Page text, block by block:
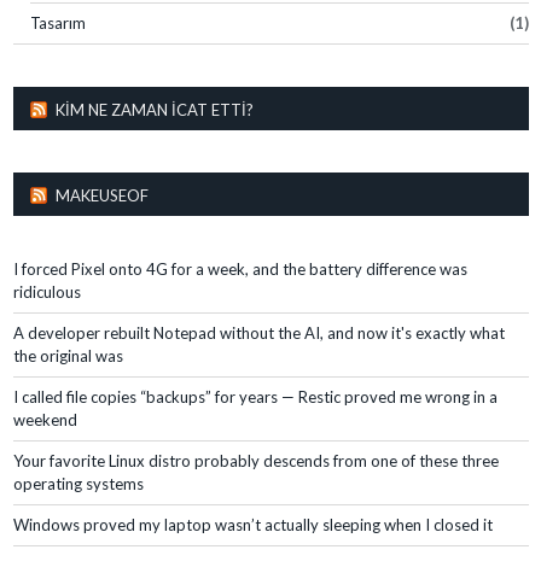
Tasarım (1)
KIM NE ZAMAN İCAT ETTI?
MAKEUSEOF
I forced Pixel onto 4G for a week, and the battery difference was
ridiculous
A developer rebuilt Notepad without the AI, and now it's exactly what
the original was
I called file copies “backups” for years — Restic proved me wrong in a
weekend
Your favorite Linux distro probably descends from one of these three
operating systems
Windows proved my laptop wasn’t actually sleeping when I closed it